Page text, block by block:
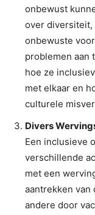
onbewust
over
onbewuste
problemen aan
hoe ze
met elkaar en
culturele
Divers
Een inclusieve
verschillende
met een
aantrekken van
andere door